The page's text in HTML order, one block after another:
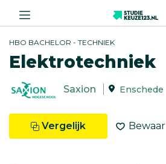
HBO BACHELOR - TECHNIEK
Elektrotechniek
Saxion Enschede
Vergelijk Bewaar